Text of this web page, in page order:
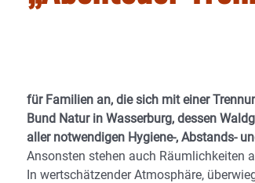
für Familien an, die sich mit einer
Bund Natur in Wasserburg, dessen
aller notwendigen Hygiene-, Abstands-
Ansonsten stehen auch Räumlichkeiten
In wertschätzender Atmosphäre,